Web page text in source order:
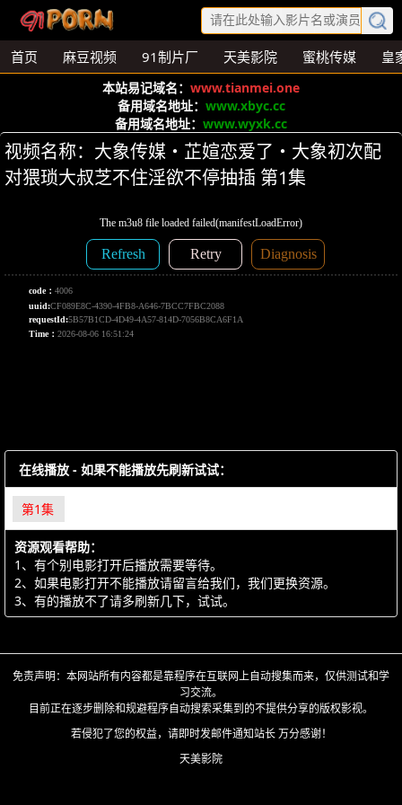
首页 麻豆视频 91制片厂 天美影院 蜜桃传媒 皇
本站易记域名： www.tianmei.one
备用域名地址： www.xbyc.cc
备用域名地址： www.wyxk.cc
视频名称：大象传媒・芷媗恋爱了・大象初次配
对猥琐大叔芝不住淫欲不停抽插 第1集
在线播放 - 如果不能播放先刷新试试：
第1集
资源观看帮助：
1、有个别电影打开后播放需要等待。
2、如果电影打开不能播放请留言给我们，我们更换资源。
3、有的播放不了请多刷新几下，试试。
免责声明：本网站所有内容都是靠程序在互联网上自动搜集而来，仅供测试和学
习交流。
目前正在逐步删除和规避程序自动搜索采集到的不提供分享的版权影视。
若侵犯了您的权益，请即时发邮件通知站长 万分感谢！
天美影院